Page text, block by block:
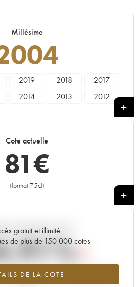
Millésime
2019 2018
2017
2014 2013
2012
1998
1986
Cote actuelle
81€
(format 75cl)
+
gratuit et illimité
de plus de 150 000 cotes
DE LA COTE
actuelle de la cote
millésime 2004 en 2026 par rapport à